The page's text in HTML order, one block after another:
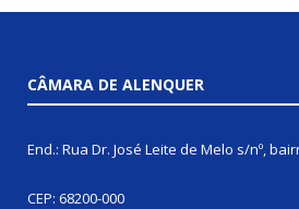
CÂMARA DE ALENQUER
End.: Rua Dr. José Leite de Melo s/nº,
CEP: 68200-000